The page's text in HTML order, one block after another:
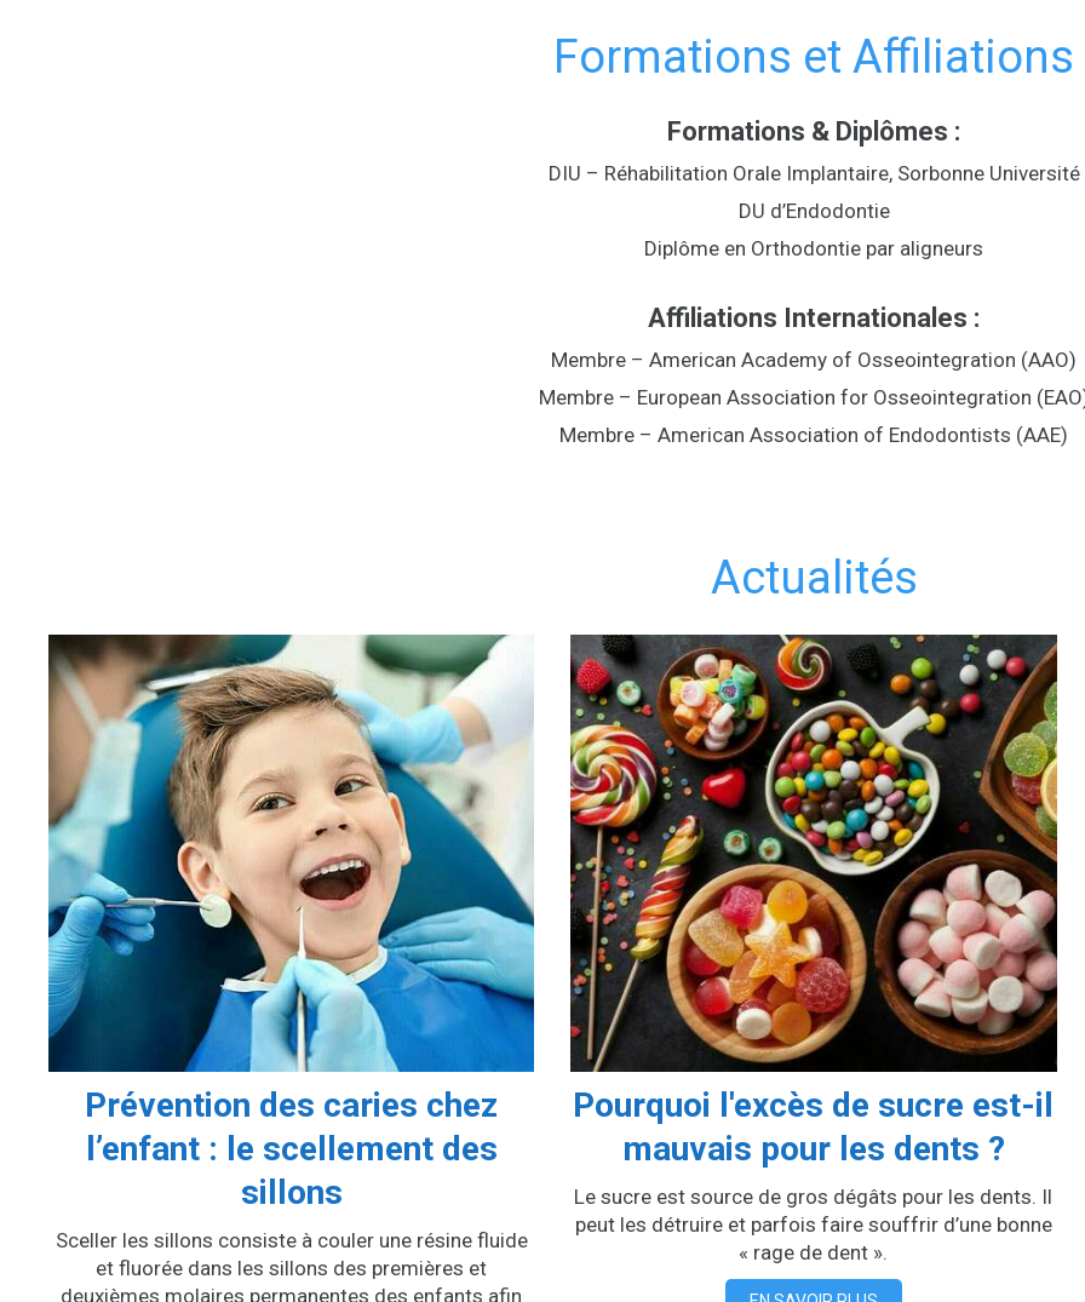
Formations et Affiliations
Formations & Diplômes :
DIU – Réhabilitation Orale Implantaire, Sorbonne Université
DU d’Endodontie
Diplôme en Orthodontie par aligneurs
Affiliations Internationales :
Membre – American Academy of Osseointegration (AAO)
Membre – European Association for Osseointegration
Membre – American Association of Endodontists (AAE)
Actualités
Prévention des caries chez
l’enfant : le scellement des
sillons
Sceller les sillons consiste à couler une résine fluide
et fluorée dans les sillons des premières et
deuxièmes molaires permanentes des enfants afin
Pourquoi l'excès de sucre est-il
mauvais pour les dents ?
Le sucre est source de gros dégâts pour les dents. Il
peut les détruire et parfois faire souffrir d’une bonne
« rage de dent ».